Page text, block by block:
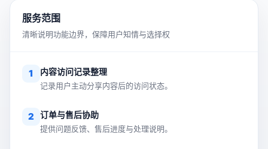
服务范围
清晰说明功能边界，保障用户知情与选择权
1 内容访问记录整理
记录用户主动分享内容后的访问状态。
2 订单与售后协助
提供问题反馈、售后进度与处理说明。